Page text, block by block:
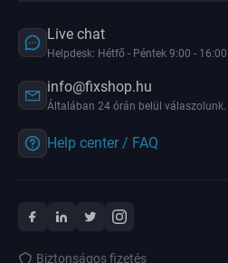
Live chat
Helpdesk: Hétfő - Péntek 9:00 - 16:00
info@fixshop.hu
Általában 24 órán belül válaszolunk.
Help center / FAQ
Biztonságos fizetés